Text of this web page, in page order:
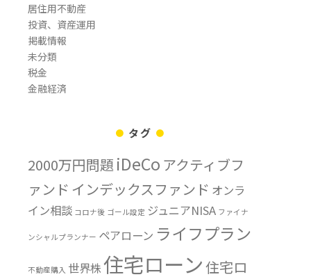
居住用不動産
投資、資産運用
掲載情報
未分類
税金
金融経済
タグ
2000万円問題 iDeCo アクティブフ
ァンド インデックスファンド オンラ
イン相談 コロナ後 ゴール設定 ジュニアNISA ファイナ
ンシャルプランナー ペアローン ライフプラン
不動産購入 世界株住宅ローン住宅ロ